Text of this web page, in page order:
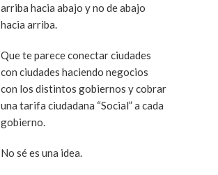
arriba hacia abajo y no de abajo
hacia arriba.
Que te parece conectar ciudades
con ciudades haciendo negocios
con los distintos gobiernos y cobrar
una tarifa ciudadana “Social” a cada
gobierno.
No sé es una idea.